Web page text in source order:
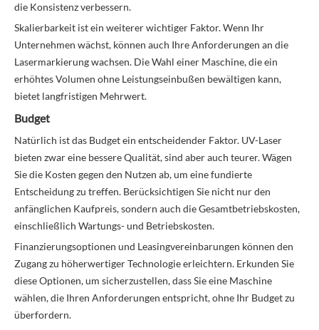
die Konsistenz verbessern.
Skalierbarkeit ist ein weiterer wichtiger Faktor. Wenn Ihr
Unternehmen wächst, können auch Ihre Anforderungen an die
Lasermarkierung wachsen. Die Wahl einer Maschine, die ein
erhöhtes Volumen ohne Leistungseinbußen bewältigen kann,
bietet langfristigen Mehrwert.
Budget
Natürlich ist das Budget ein entscheidender Faktor. UV-Laser
bieten zwar eine bessere Qualität, sind aber auch teurer. Wägen
Sie die Kosten gegen den Nutzen ab, um eine fundierte
Entscheidung zu treffen. Berücksichtigen Sie nicht nur den
anfänglichen Kaufpreis, sondern auch die Gesamtbetriebskosten,
einschließlich Wartungs- und Betriebskosten.
Finanzierungsoptionen und Leasingvereinbarungen können den
Zugang zu höherwertiger Technologie erleichtern. Erkunden Sie
diese Optionen, um sicherzustellen, dass Sie eine Maschine
wählen, die Ihren Anforderungen entspricht, ohne Ihr Budget zu
überfordern.